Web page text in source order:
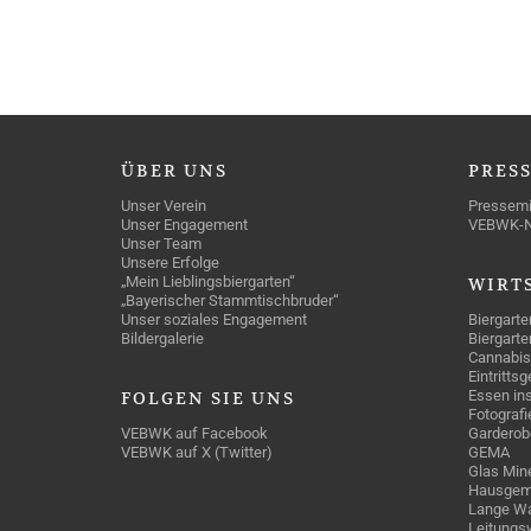
ÜBER UNS
Unser Verein
Unser Engagement
Unser Team
Unsere Erfolge
„Mein Lieblingsbiergarten“
„Bayerischer Stammtischbruder“
Unser soziales Engagement
Bildergalerie
FOLGEN SIE UNS
VEBWK auf Facebook
VEBWK auf X (Twitter)
VEBWK-
Essen
GEMA
Glas
Lange